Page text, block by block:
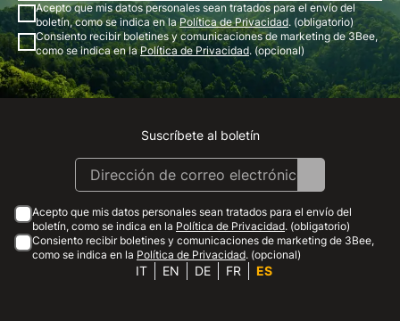
Acepto que mis datos personales sean tratados para el envío del
boletín, como se indica en laPolítica de Privacidad. (obligatorio)
Consiento recibir boletines y comunicaciones de marketing de 3Bee,
como se indica en laPolítica de Privacidad. (opcional)
Instagram
Facebook
Linkedin
Youtube
Suscríbete al boletín
Acepto que mis datos personales sean tratados para el envío del
boletín, como se indica en la Política de Privacidad. (obligatorio)
Consiento recibir boletines y comunicaciones de marketing de 3Bee,
como se indica en la Política de Privacidad. (opcional)
IT EN DE FR ES